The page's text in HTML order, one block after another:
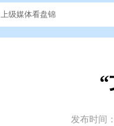
上级媒体看盘锦
发布时间